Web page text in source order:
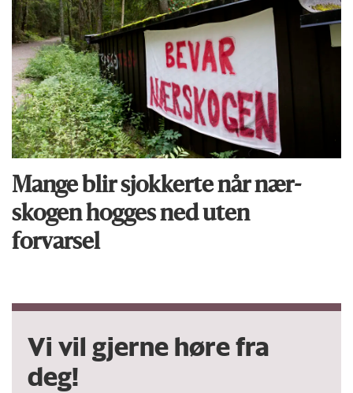
Mange blir sjokkerte når nær­
skogen hogges ned uten
forvarsel
Vi vil gjerne høre fra
deg!